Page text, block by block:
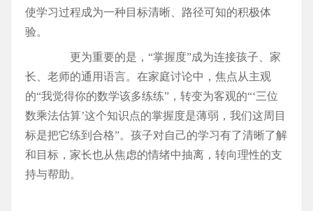
使学习过程成为一种目标清晰、路径可知的积极体
验。
更为重要的是，“掌握度”成为连接孩子、家
长、老师的通用语言。在家庭讨论中，焦点从主观
的“我觉得你的数学该多练练”，转变为客观的“‘三位
数乘法估算’这个知识点的掌握度是薄弱，我们这周目
标是把它练到合格”。孩子对自己的学习有了清晰了解
和目标，家长也从焦虑的情绪中抽离，转向理性的支
持与帮助。